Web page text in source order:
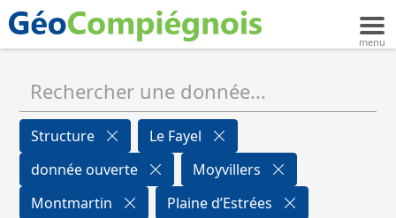
Structure
Le Fayel
donnée ouverte
Moyvillers
Montmartin
Plaine d’Estrées